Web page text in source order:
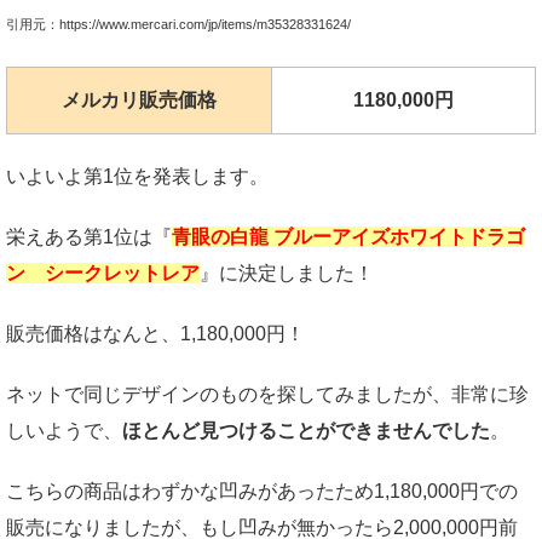
引用元：https://www.mercari.com/jp/items/m35328331624/
メルカリ販売価格 1180,000円
いよいよ第1位を発表します。
栄えある第1位は『青眼の白龍 ブルーアイズホワイトドラゴ
ン シークレットレア 』に決定しました！
販売価格はなんと、1,180,000円！
ネットで同じデザインのものを探してみましたが、非常に珍
しいようで、 ほとんど見つけることができませんでした。
こちらの商品はわずかな凹みがあったため1,180,000円での
販売になりましたが、もし凹みが無かったら2,000,000円前